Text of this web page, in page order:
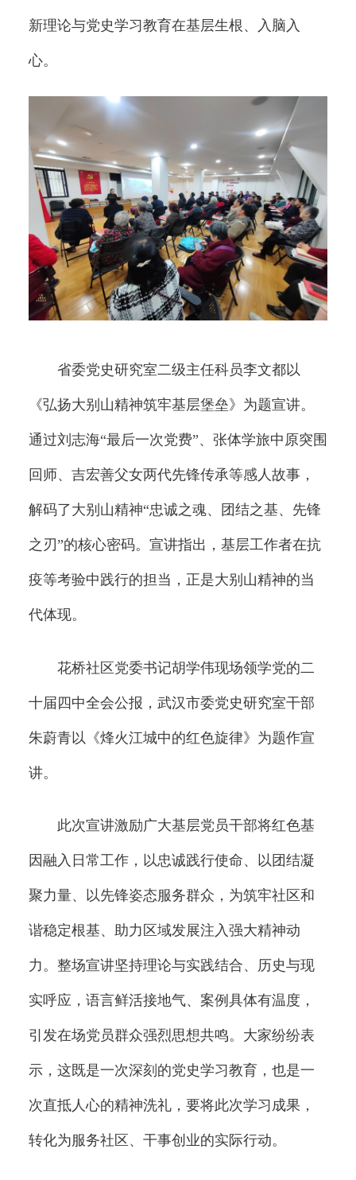
新理论与党史学习教育在基层生根、入脑入
心。
省委党史研究室二级主任科员李文都以
《弘扬大别山精神筑牢基层堡垒》为题宣讲。
通过刘志海“最后一次党费”、张体学旅中原突围
回师、吉宏善父女两代先锋传承等感人故事，
解码了大别山精神“忠诚之魂、团结之基、先锋
之刃”的核心密码。宣讲指出，基层工作者在抗
疫等考验中践行的担当，正是大别山精神的当
代体现。
花桥社区党委书记胡学伟现场领学党的二
十届四中全会公报，武汉市委党史研究室干部
朱蔚青以《烽火江城中的红色旋律》为题作宣
讲。
此次宣讲激励广大基层党员干部将红色基
因融入日常工作，以忠诚践行使命、以团结凝
聚力量、以先锋姿态服务群众，为筑牢社区和
谐稳定根基、助力区域发展注入强大精神动
力。整场宣讲坚持理论与实践结合、历史与现
实呼应，语言鲜活接地气、案例具体有温度，
引发在场党员群众强烈思想共鸣。大家纷纷表
示，这既是一次深刻的党史学习教育，也是一
次直抵人心的精神洗礼，要将此次学习成果，
转化为服务社区、干事创业的实际行动。